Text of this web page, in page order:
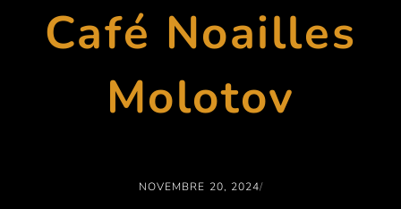
Café Noailles
Molotov
NOVEMBRE 20, 2024/